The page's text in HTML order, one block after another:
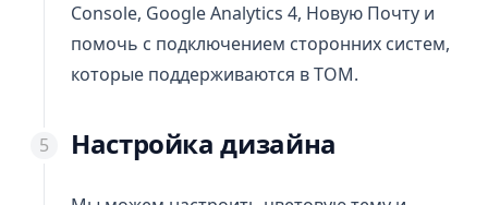
Console, Google Analytics 4, Новую Почту и
помочь с подключением сторонних систем,
которые поддерживаются в ТОМ.
Настройка дизайна